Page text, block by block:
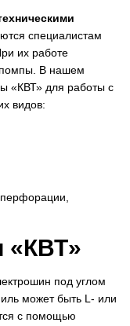
специалистам
их работе
помпы. В нашем
«КВТ» для работы с
видов:
«КВТ»
под углом
может быть L- или
с помощью